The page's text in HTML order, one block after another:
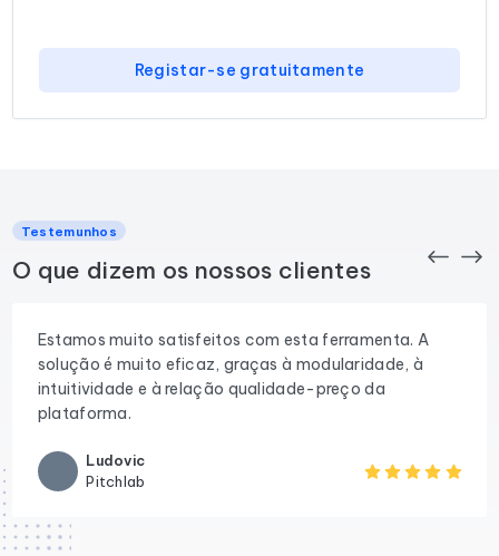
Registar-se gratuitamente
Testemunhos
O que dizem os nossos clientes
Estamos muito satisfeitos com esta ferramenta. A
solução é muito eficaz, graças à modularidade, à
intuitividade e à relação qualidade-preço da
plataforma.
Ludovic
Pitchlab